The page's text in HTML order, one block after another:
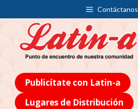
Contáctanos
Publicítate con Latin-a
Lugares de Distribución